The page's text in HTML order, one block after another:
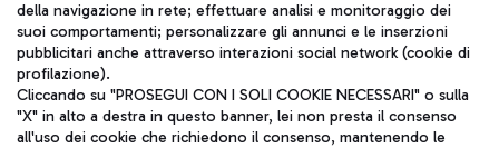
ITA
della navigazione in rete; effettuare analisi e monitoraggio dei
suoi comportamenti; personalizzare gli annunci e le inserzioni
pubblicitari anche attraverso interazioni social network (cookie di
profilazione).
Cliccando su "PROSEGUI CON I SOLI COOKIE NECESSARI" o sulla
"X" in alto a destra in questo banner, lei non presta il consenso
all'uso dei cookie che richiedono il consenso, mantenendo le